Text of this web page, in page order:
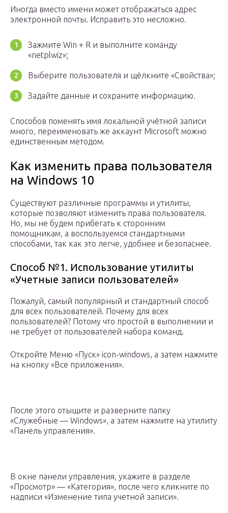
Иногда вместо имени может отображаться адрес
электронной почты. Исправить это несложно.
Зажмите Win + R и выполните команду
«netplwiz»;
Выберите пользователя и щёлкните «Свойства»;
Задайте данные и сохраните информацию.
Способов поменять имя локальной учётной записи
много, переименовать же аккаунт Microsoft можно
единственным методом.
Как изменить права пользователя
на Windows 10
Существуют различные программы и утилиты,
которые позволяют изменить права пользователя.
Но, мы не будем прибегать к сторонним
помощникам, а воспользуемся стандартными
способами, так как это легче, удобнее и безопаснее.
Способ №1. Использование утилиты
«Учетные записи пользователей»
Пожалуй, самый популярный и стандартный способ
для всех пользователей. Почему для всех
пользователей? Потому что простой в выполнении и
не требует от пользователей набора команд.
Откройте Меню «Пуск» icon-windows, а затем нажмите
на кнопку «Все приложения».
После этого отыщите и разверните папку
«Служебные — Windows», а затем нажмите на утилиту
«Панель управления».
В окне панели управления, укажите в разделе
«Просмотр» — «Категория», после чего кликните по
надписи «Изменение типа учетной записи».